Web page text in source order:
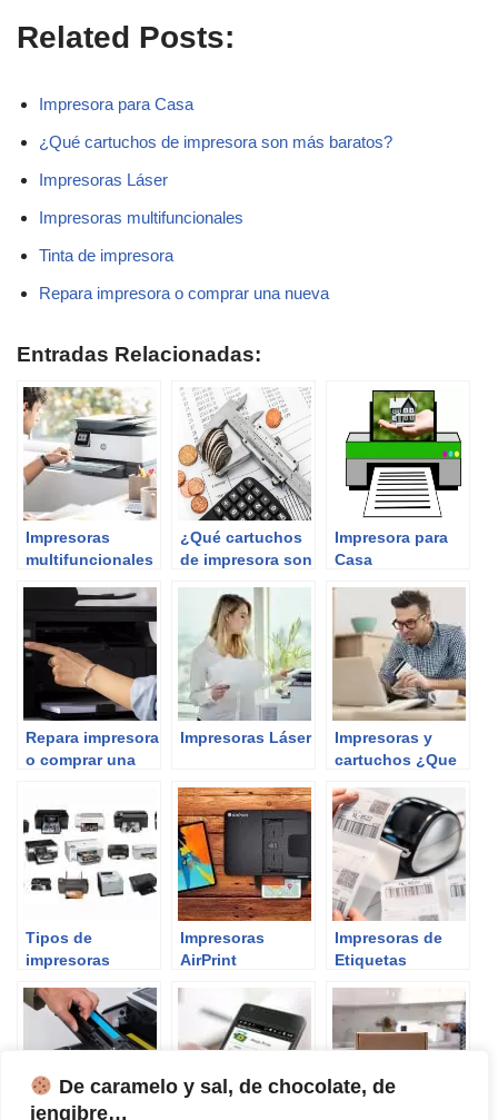
De caramelo y sal, de chocolate, de
jengibre…
Related Posts:
Impresora para Casa
¿Qué cartuchos de impresora son más baratos?
Impresoras Láser
Impresoras multifuncionales
Tinta de impresora
Repara impresora o comprar una nueva
Entradas Relacionadas:
Impresoras
multifuncionales
¿Qué cartuchos
de impresora son
Impresora para
Casa
Repara impresora
o comprar una
Impresoras Láser
Impresoras y
cartuchos ¿Que
comprar?
Tipos de
impresoras
Impresoras
AirPrint
Impresoras de
Etiquetas